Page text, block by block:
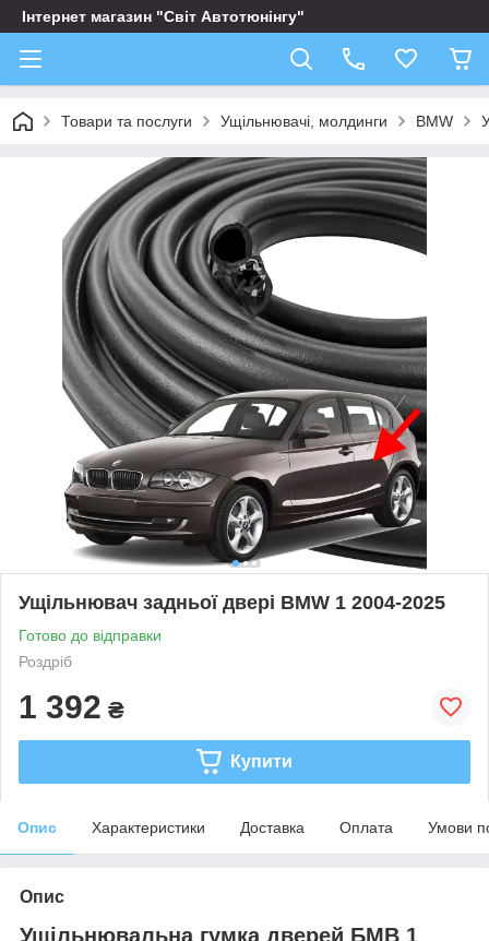
Інтернет магазин "Світ Автотюнінгу"
Товари та послуги Ущільнювачі, молдинги BMW
Ущільнювач задньої двері BMW 1 2004-2025
Готово до відправки
Роздріб
1 392 ₴
Купити
Опис Характеристики Доставка Оплата Умови
Опис
Ущільнювальна гумка дверей БМВ 1